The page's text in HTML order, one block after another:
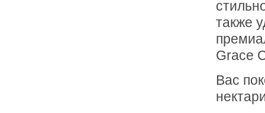
также
Grace
Вас